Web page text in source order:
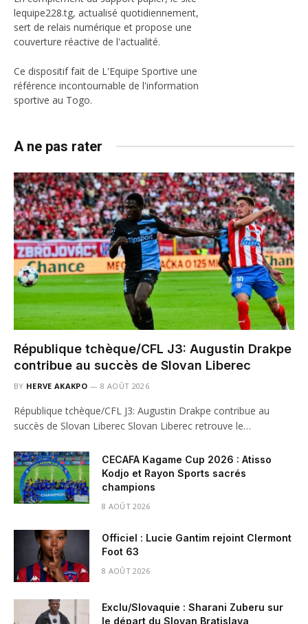
lequipe228.tg, actualisé quotidiennement,
sert de relais numérique et propose une
couverture réactive de l'actualité.
Ce dispositif fait de L'Equipe Sportive une
référence incontournable de l'information
sportive au Togo.
A ne pas rater
République tchèque/CFL J3: Augustin Drakpe
contribue au succès de Slovan Liberec
BY HERVE AKAKPO 8 AOÛT 2026
République tchèque/CFL J3: Augustin Drakpe contribue au
succès de Slovan Liberec Slovan Liberec retrouve le…
CECAFA Kagame Cup 2026 : Atisso
Kodjo et Rayon Sports sacrés
champions
8 AOÛT 2026
Officiel : Lucie Gantim rejoint Clermont
Foot 63
8 AOÛT 2026
Exclu/Slovaquie : Sharani Zuberu sur
le départ du Slovan Bratislava